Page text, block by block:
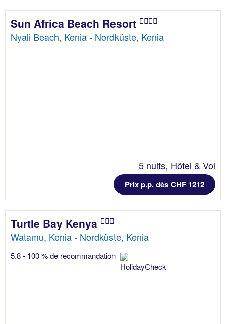
Sun Africa Beach Resort
Nyali Beach, Kenia - Nordküste, Kenia
5 nuits, Hôtel & Vol
Prix p.p. dès CHF 1212
Turtle Bay Kenya
Watamu, Kenia - Nordküste, Kenia
5.8 - 100 % de recommandation